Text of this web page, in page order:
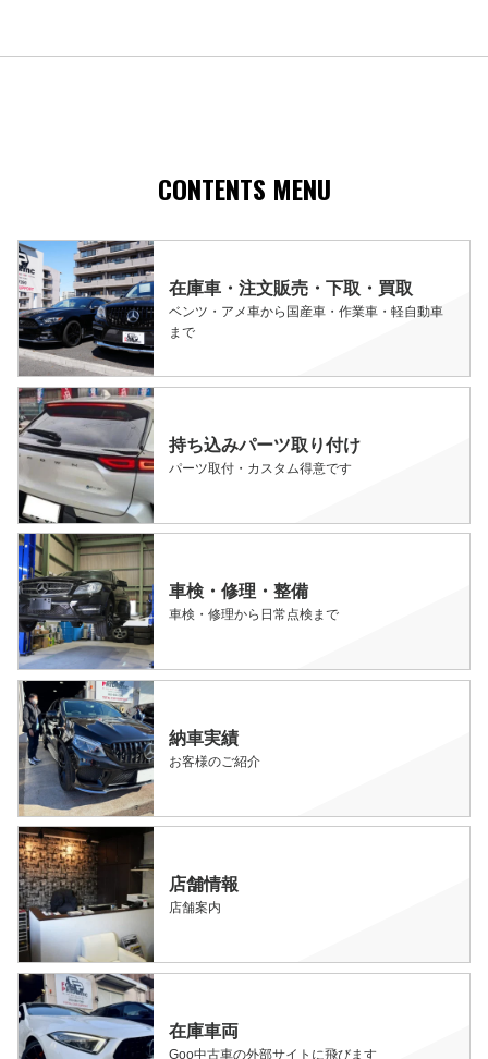
CONTENTS MENU
在庫車・注文販売・下取・買取
ベンツ・アメ車から国産車・作業車・軽自動車
まで
持ち込みパーツ取り付け
パーツ取付・カスタム得意です
車検・修理・整備
車検・修理から日常点検まで
納車実績
お客様のご紹介
店舗情報
店舗案内
在庫車両
Goo中古車の外部サイトに飛びます